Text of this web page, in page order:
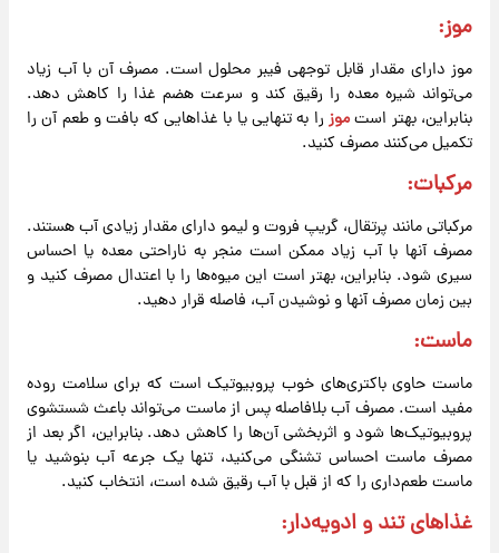
موز:
موز دارای مقدار قابل توجهی فیبر محلول است. مصرف آن با آب زیاد
می‌تواند شیره معده را رقیق کند و سرعت هضم غذا را کاهش دهد.
بنابراین، بهتر استموز را به تنهایی یا با غذاهایی که بافت و طعم آن را
تکمیل می‌کنند مصرف کنید.
مرکبات:
مرکباتی مانند پرتقال، گریپ فروت و لیمو دارای مقدار زیادی آب هستند.
مصرف آنها با آب زیاد ممکن است منجر به ناراحتی معده یا احساس
سیری شود. بنابراین، بهتر است این میوه‌ها را با اعتدال مصرف کنید و
بین زمان مصرف آنها و نوشیدن آب، فاصله قرار دهید.
ماست:
ماست حاوی باکتری‌های خوب پروبیوتیک است که برای سلامت روده
مفید است. مصرف آب بلافاصله پس از ماست می‌تواند باعث شستشوی
پروبیوتیک‌ها شود و اثربخشی آن‌ها را کاهش دهد. بنابراین، اگر بعد از
مصرف ماست احساس تشنگی می‌کنید، تنها یک جرعه آب بنوشید یا
ماست طعم‌داری را که از قبل با آب رقیق شده است، انتخاب کنید.
غذاهای تند و ادویه‌دار: